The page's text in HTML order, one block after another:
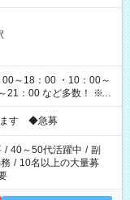
～18：00 ・10：00～
多数！ ※お
す ◆急募
/ 40～50代活躍中 / 副
/ 10名以上の大量募